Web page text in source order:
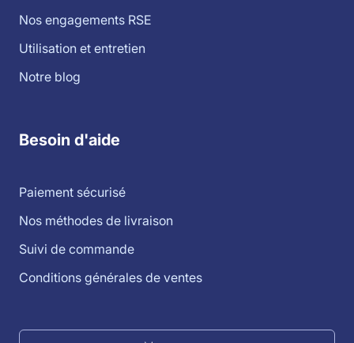
Nos engagements RSE
Utilisation et entretien
Notre blog
Besoin d'aide
Paiement sécurisé
Nos méthodes de livraison
Suivi de commande
Conditions générales de ventes